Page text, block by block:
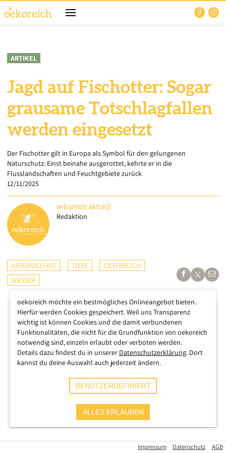
ARTIKEL
Jagd auf Fischotter: Sogar
grausame Totschlagfallen
werden eingesetzt
Der Fischotter gilt in Europa als Symbol für den gelungenen
Naturschutz: Einst beinahe ausgerottet, kehrte er in die
Flusslandschaften und Feuchtgebiete zurück
12/11/2025
oekoreich aktuell
Redaktion
ARTENVIELFALT TIERE
ÖSTERREICH
WASSER
Der Fischotter gilt in Europa als Symbol für den gelungenen
Impressum Datenschutz AGB
oekoreich möchte ein bestmögliches Onlineangebot bieten.
Hierfür werden Cookies gespeichert. Weil uns Transparenz
wichtig ist können Cookies und die damit verbundenen
Funktionalitäten, die nicht für die Grundfunktion von oekoreich
notwendig sind, einzeln erlaubt oder verboten werden.
Details dazu findest du in unserer Datenschutzerklärung. Dort
kannst du deine Auswahl auch jederzeit ändern.
BENUTZERDEFINIERT
ALLES ERLAUBEN